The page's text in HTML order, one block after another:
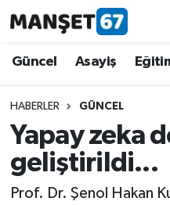
Güncel Asayiş
HABERLER GÜNCEL
Yapay zeka
geliştirildi...
Prof. Dr. Şenol Hakan
Güncel
Asayiş
Siyaset
Spor